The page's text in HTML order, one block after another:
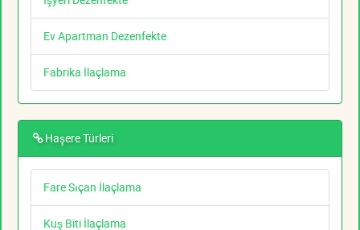
Ev Apartman Dezenfekte
Fabrika İlaçlama
Haşere Türleri
Fare Sıçan İlaçlama
Kuş Biti İlaçlama